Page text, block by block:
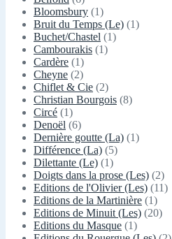
Bloomsbury (1)
Bruit du Temps (Le) (1)
Buchet/Chastel (1)
Cambourakis (1)
Cardère (1)
Cheyne (2)
Chiflet & Cie (2)
Christian Bourgois (8)
Circé (1)
Denoël (6)
Dernière goutte (La) (1)
Différence (La) (5)
Dilettante (Le) (1)
Doigts dans la prose (Les) (2)
Editions de l'Olivier (Les) (11)
Editions de la Martinière (1)
Editions de Minuit (Les) (20)
Editions du Masque (1)